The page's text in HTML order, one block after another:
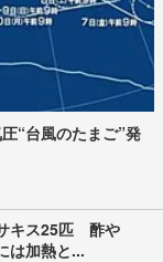
“台風のたまご”発
キス25匹 酢や
は加熱と...